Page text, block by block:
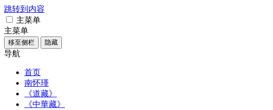
跳转到内容
主菜单
主菜单
移至侧栏 隐藏
导航
首页
南怀瑾
《道藏》
《中華藏》